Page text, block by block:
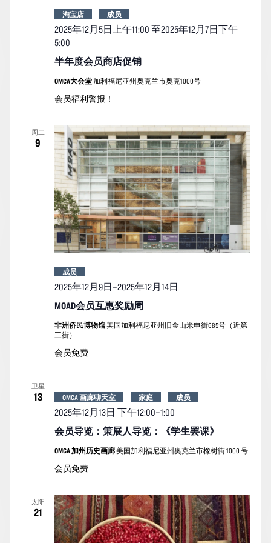
半年度会员商店促销
2025年12月5日上午11:00 至2025年12月7日下午
5:00
淘宝店 成员
OMCA大会堂加利福尼亚州奥克兰市奥克1000号
会员福利警报！
周二
9
MOAD会员互惠奖励周
2025年12月9日 –2025年12月14日
成员
非洲侨民博物馆美国加利福尼亚州旧金山米申街685号（近第
三街）
会员免费
卫星
13
会员导览：策展人导览：《学生罢课》
2025年12月13日 下午12:00–1:00
OMCA 画廊聊天室 家庭 成员
OMCA 加州历史画廊美国加利福尼亚州奥克兰市橡树街 1000 号
会员免费
太阳
21